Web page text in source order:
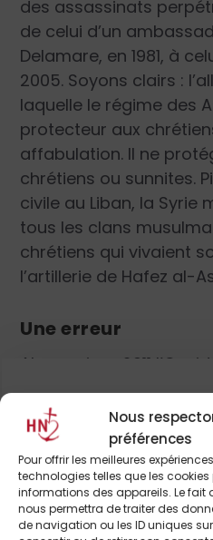
Nous
préférences
Pour offrir les meilleures
technologies telles que les
informations des appareils. Le fait
nous permettra de traiter des
de navigation ou les ID uniques
des assassinats
de celui d’un
Delamare, en 1981, à
2005. Soyons clairs :
laquelle le régime des
protecteur aux
affabulation. Il ne
chrétiens ou sunnites.
civile au Liban, la Syrie
tous les clans
chrétiens qui vivaient
l’artillerie de Hafez al-
Une erreur
Alors oui, en 2011
soutenir la révolution
au tournant de 2016, il
abandonnant ceux
Parce que, agissant
libre à d’autres : les
d’une part, les
islamistes, comme Al-
Pour
et de